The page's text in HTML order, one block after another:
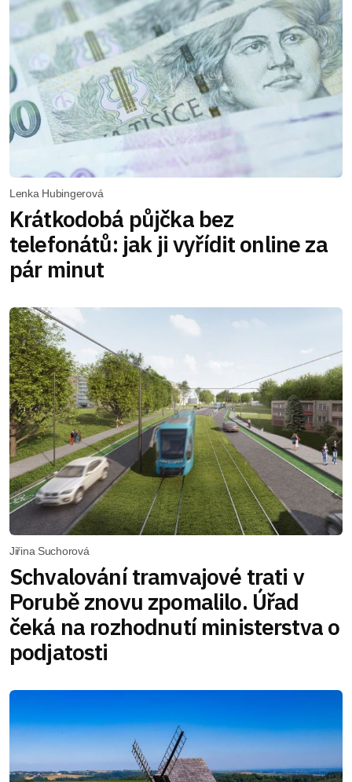
Lenka Hubingerová
Krátkodobá půjčka bez
telefonátů: jak ji vyřídit online za
pár minut
Jiřina Suchorová
Schvalování tramvajové trati v
Porubě znovu zpomalilo. Úřad
čeká na rozhodnutí ministerstva o
podjatosti